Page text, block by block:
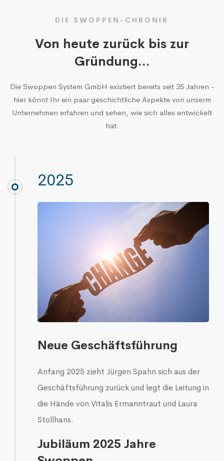
DIE SWOPPEN-CHRONIK
Von heute zurück bis zur
Gründung...
Die Swoppen System GmbH existiert bereits seit 25 Jahren -
hier könnt Ihr ein paar geschichtliche Aspekte von unserm
Unternehmen erfahren und sehen, wie sich alles entwickelt
hat.
2025
Neue Geschäftsführung
Anfang 2025 zieht Jürgen Spahn sich aus der
Geschäftsführung zurück und legt die Leitung in
die Hände von Vitalis Ermanntraut und Laura
Stollhans.
Jubiläum 2025 Jahre